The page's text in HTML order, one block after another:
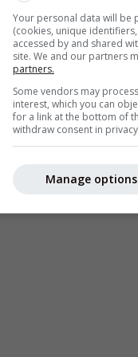
2h prévision. Les
États-Unis, en
le radar. L'intensité
à Tachilek
Your personal data will be
(cookies, unique
accessed by and shared
site. We and our partners
partners.
Some vendors may
interest, which you can
for a link at the bottom of
withdraw consent in
Manage options